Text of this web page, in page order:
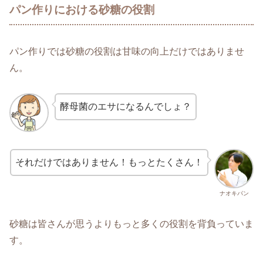
パン作りにおける砂糖の役割
パン作りでは砂糖の役割は甘味の向上だけではありませ
ん。
酵母菌のエサになるんでしょ？
ナオキパン
それだけではありません！もっとたくさん！
砂糖は皆さんが思うよりもっと多くの役割を背負っていま
す。